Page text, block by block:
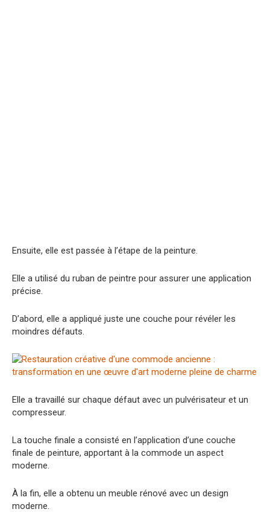
Ensuite, elle est passée à l’étape de la peinture.
Elle a utilisé du ruban de peintre pour assurer une application
précise.
D’abord, elle a appliqué juste une couche pour révéler les
moindres défauts.
Elle a travaillé sur chaque défaut avec un pulvérisateur et un
compresseur.
La touche finale a consisté en l’application d’une couche
finale de peinture, apportant à la commode un aspect
moderne.
À la fin, elle a obtenu un meuble rénové avec un design
moderne.